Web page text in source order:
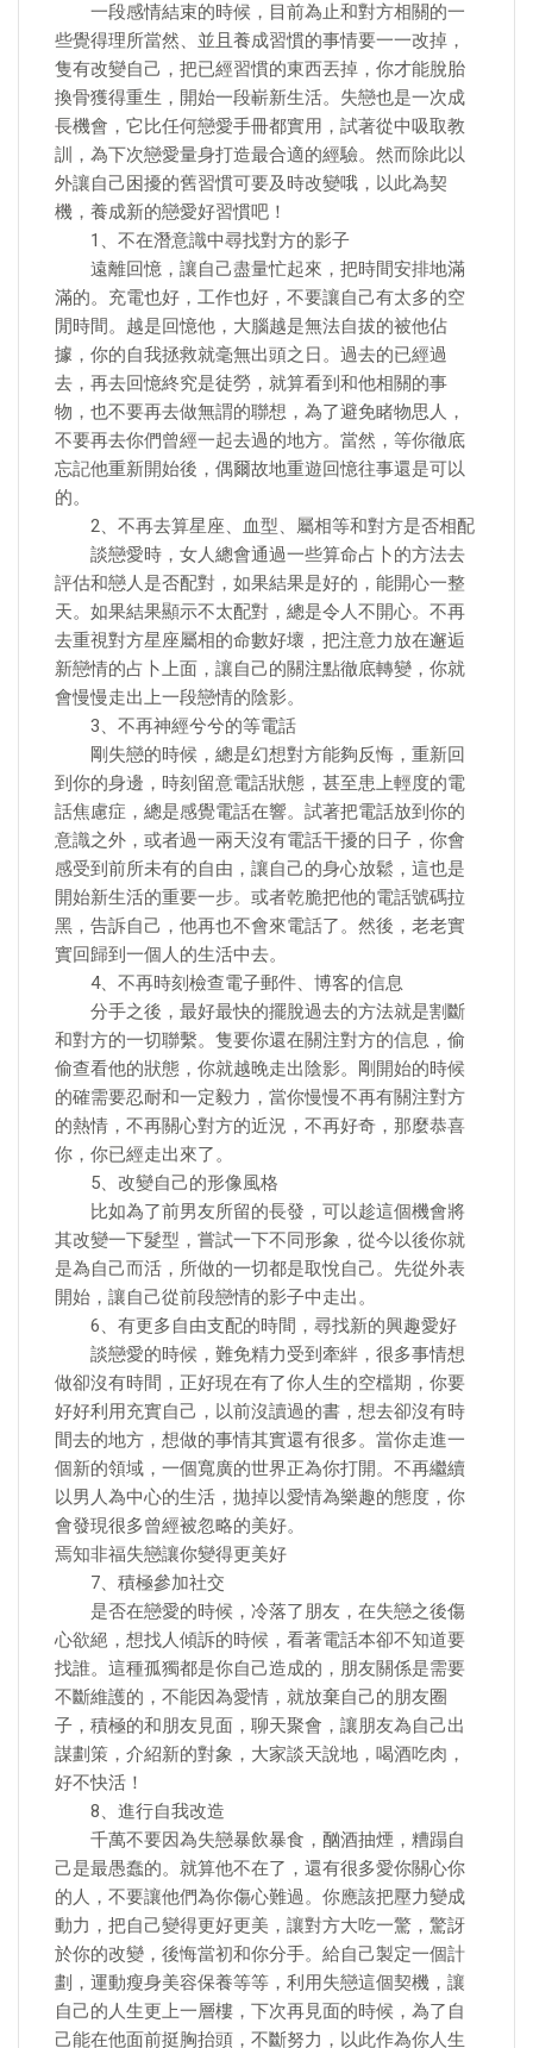
一段感情結束的時候，目前為止和對方相關的一
些覺得理所當然、並且養成習慣的事情要一一改掉，
隻有改變自己，把已經習慣的東西丟掉，你才能脫胎
換骨獲得重生，開始一段嶄新生活。失戀也是一次成
長機會，它比任何戀愛手冊都實用，試著從中吸取教
訓，為下次戀愛量身打造最合適的經驗。然而除此以
外讓自己困擾的舊習慣可要及時改變哦，以此為契
機，養成新的戀愛好習慣吧！
1、不在潛意識中尋找對方的影子
遠離回憶，讓自己盡量忙起來，把時間安排地滿
滿的。充電也好，工作也好，不要讓自己有太多的空
閒時間。越是回憶他，大腦越是無法自拔的被他佔
據，你的自我拯救就毫無出頭之日。過去的已經過
去，再去回憶終究是徒勞，就算看到和他相關的事
物，也不要再去做無謂的聯想，為了避免睹物思人，
不要再去你們曾經一起去過的地方。當然，等你徹底
忘記他重新開始後，偶爾故地重遊回憶往事還是可以
的。
2、不再去算星座、血型、屬相等和對方是否相配
談戀愛時，女人總會通過一些算命占卜的方法去
評估和戀人是否配對，如果結果是好的，能開心一整
天。如果結果顯示不太配對，總是令人不開心。不再
去重視對方星座屬相的命數好壞，把注意力放在邂逅
新戀情的占卜上面，讓自己的關注點徹底轉變，你就
會慢慢走出上一段戀情的陰影。
3、不再神經兮兮的等電話
剛失戀的時候，總是幻想對方能夠反悔，重新回
到你的身邊，時刻留意電話狀態，甚至患上輕度的電
話焦慮症，總是感覺電話在響。試著把電話放到你的
意識之外，或者過一兩天沒有電話干擾的日子，你會
感受到前所未有的自由，讓自己的身心放鬆，這也是
開始新生活的重要一步。或者乾脆把他的電話號碼拉
黑，告訴自己，他再也不會來電話了。然後，老老實
實回歸到一個人的生活中去。
4、不再時刻檢查電子郵件、博客的信息
分手之後，最好最快的擺脫過去的方法就是割斷
和對方的一切聯繫。隻要你還在關注對方的信息，偷
偷查看他的狀態，你就越晚走出陰影。剛開始的時候
的確需要忍耐和一定毅力，當你慢慢不再有關注對方
的熱情，不再關心對方的近況，不再好奇，那麼恭喜
你，你已經走出來了。
5、改變自己的形像風格
比如為了前男友所留的長發，可以趁這個機會將
其改變一下髮型，嘗試一下不同形象，從今以後你就
是為自己而活，所做的一切都是取悅自己。先從外表
開始，讓自己從前段戀情的影子中走出。
6、有更多自由支配的時間，尋找新的興趣愛好
談戀愛的時候，難免精力受到牽絆，很多事情想
做卻沒有時間，正好現在有了你人生的空檔期，你要
好好利用充實自己，以前沒讀過的書，想去卻沒有時
間去的地方，想做的事情其實還有很多。當你走進一
個新的領域，一個寬廣的世界正為你打開。不再繼續
以男人為中心的生活，拋掉以愛情為樂趣的態度，你
會發現很多曾經被忽略的美好。
焉知非福失戀讓你變得更美好
7、積極參加社交
是否在戀愛的時候，冷落了朋友，在失戀之後傷
心欲絕，想找人傾訴的時候，看著電話本卻不知道要
找誰。這種孤獨都是你自己造成的，朋友關係是需要
不斷維護的，不能因為愛情，就放棄自己的朋友圈
子，積極的和朋友見面，聊天聚會，讓朋友為自己出
謀劃策，介紹新的對象，大家談天說地，喝酒吃肉，
好不快活！
8、進行自我改造
千萬不要因為失戀暴飲暴食，酗酒抽煙，糟蹋自
己是最愚蠢的。就算他不在了，還有很多愛你關心你
的人，不要讓他們為你傷心難過。你應該把壓力變成
動力，把自己變得更好更美，讓對方大吃一驚，驚訝
於你的改變，後悔當初和你分手。給自己製定一個計
劃，運動瘦身美容保養等等，利用失戀這個契機，讓
自己的人生更上一層樓，下次再見面的時候，為了自
己能在他面前挺胸抬頭，不斷努力，以此作為你人生